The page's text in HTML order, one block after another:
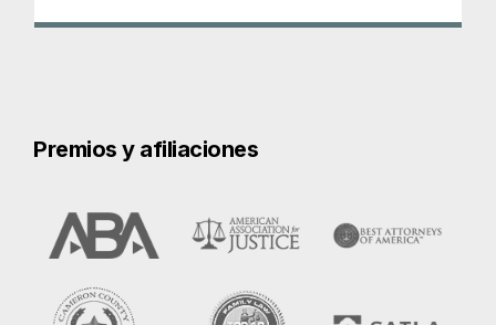
En esta página: